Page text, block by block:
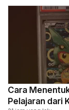
Cara
Pelajaran dari